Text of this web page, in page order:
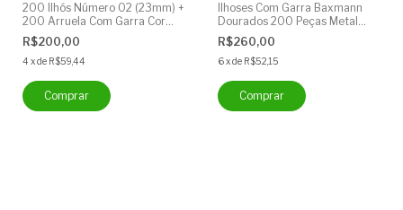
200 Ilhós Número 02 (23mm) +
200 Arruela Com Garra Cor
Latão Dourado - Ilhós Baxmann
R$200,00
4 xde R$59,44
Ilhoses Com Garra Baxmann
Dourados 200 Peças Metal
Circular Dourado Número 4
R$260,00
6 xde R$52,15